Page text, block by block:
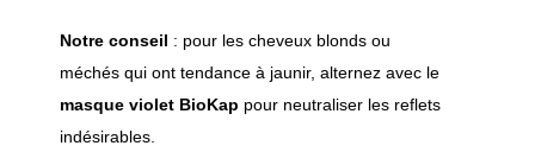
Notre conseil : pour les cheveux blonds ou
méchés qui ont tendance à jaunir, alternez avec le
masque violet BioKap pour neutraliser les reflets
indésirables.